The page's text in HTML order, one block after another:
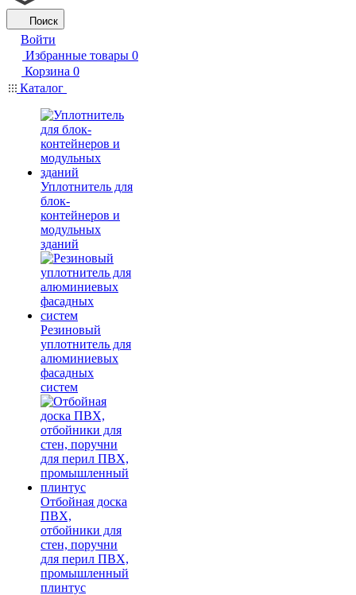
Поиск
Войти
Избранные товары 0
Корзина 0
Каталог
Уплотнитель для
блок-
контейнеров и
модульных
зданий
Резиновый
уплотнитель для
алюминиевых
фасадных
систем
Отбойная доска
ПВХ,
отбойники для
стен, поручни
для перил ПВХ,
промышленный
плинтус